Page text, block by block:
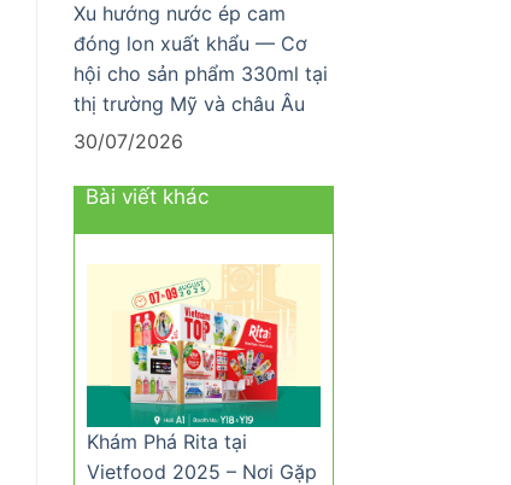
Xu hướng nước ép cam
đóng lon xuất khẩu — Cơ
hội cho sản phẩm 330ml tại
thị trường Mỹ và châu Âu
30/07/2026
Bài viết khác
Khám Phá Rita tại
Vietfood 2025 – Nơi Gặp